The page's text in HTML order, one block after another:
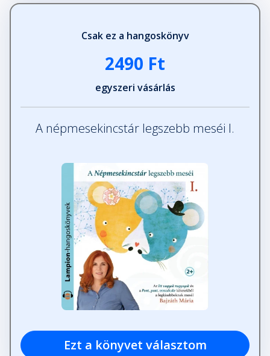
Mese a kezed öt ujjáról
Mese a kislányról, aki
Fejezet hossza: 00:01:28
Miből lesz a kalácska?
Fejezet hossza: 00:02:23
Mióta haragszik a kutya a nyúlra?
Fejezet hossza: 00:01:04
Fejezet hossza: 00:03:09
Csak ez a hangoskönyv
2490 Ft
egyszeri vásárlás
A népmesekincstár legszebb meséi I.
Ezt a könyvet választom